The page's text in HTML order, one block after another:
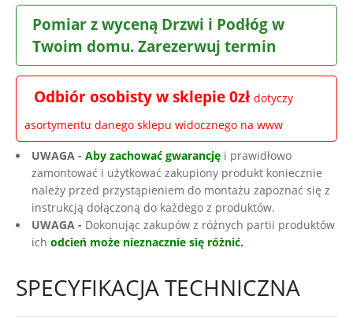
Pomiar z wyceną Drzwi i Podłóg w
Twoim domu. Zarezerwuj termin
Odbiór osobisty w sklepie 0zł dotyczy
asortymentu danego sklepu widocznego na www
UWAGA - Aby zachować gwarancję i prawidłowo
zamontować i użytkować zakupiony produkt koniecznie
należy przed przystąpieniem do montażu zapoznać się z
instrukcją dołączoną do każdego z produktów.
UWAGA - Dokonując zakupów z różnych partii produktów
ich odcień może nieznacznie się różnić.
SPECYFIKACJA TECHNICZNA